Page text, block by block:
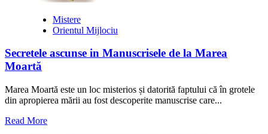
Mistere
Orientul Mijlociu
Secretele ascunse in Manuscrisele de la Marea
Moartă
Marea Moartă este un loc misterios și datorită faptului că în grotele
din apropierea mării au fost descoperite manuscrise care...
Read MoreRead